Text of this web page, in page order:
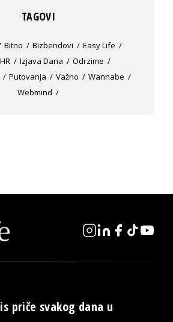
TAGOVI
Bitno Bizbendovi
Easy Life
HR Izjava Dana
Odrzime
Putovanja Važno
Wannabe
Webmind
priče svakog dana u